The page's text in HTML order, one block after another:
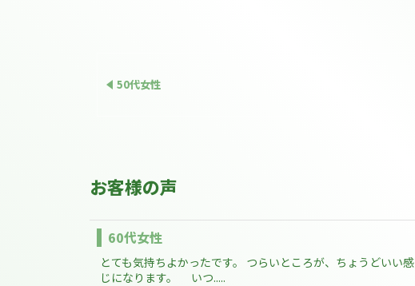
50代女性
お客様の声
60代女性
とても気持ちよかったです。 つらいところが、ちょうどいい感
じになります。 いつ.....